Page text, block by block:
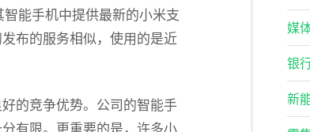
能手机中提供最新的小米支
布的服务相似，使用的是近
的竞争优势。公司的智能手
有限。更重要的是，许多小
媒
银
新